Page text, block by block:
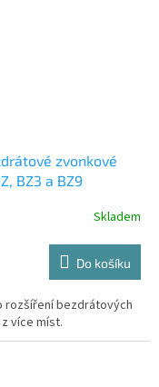
zvonkové
BZ3 a BZ9
Skladem
Do košíku
rozšíření bezdrátových
z více míst.